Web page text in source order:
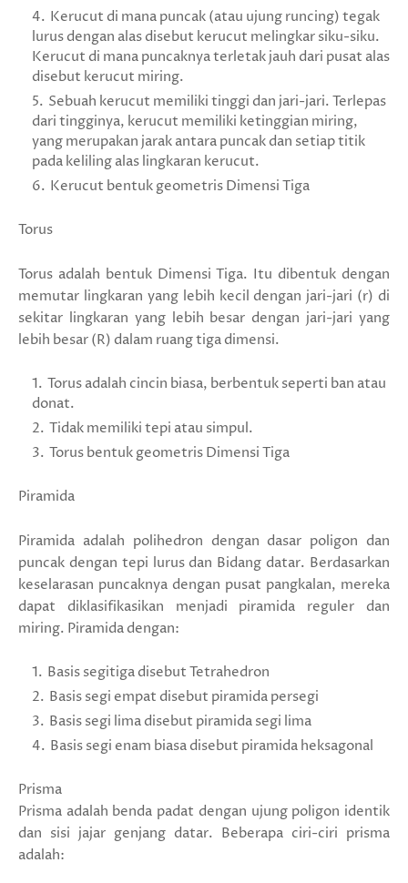
Kerucut di mana puncak (atau ujung runcing) tegak
lurus dengan alas disebut kerucut melingkar siku-siku.
Kerucut di mana puncaknya terletak jauh dari pusat alas
disebut kerucut miring.
Sebuah kerucut memiliki tinggi dan jari-jari. Terlepas
dari tingginya, kerucut memiliki ketinggian miring,
yang merupakan jarak antara puncak dan setiap titik
pada keliling alas lingkaran kerucut.
Kerucut bentuk geometris Dimensi Tiga
Torus
Torus adalah bentuk Dimensi Tiga. Itu dibentuk dengan
memutar lingkaran yang lebih kecil dengan jari-jari (r) di
sekitar lingkaran yang lebih besar dengan jari-jari yang
lebih besar (R) dalam ruang tiga dimensi.
Torus adalah cincin biasa, berbentuk seperti ban atau
donat.
Tidak memiliki tepi atau simpul.
Torus bentuk geometris Dimensi Tiga
Piramida
Piramida adalah polihedron dengan dasar poligon dan
puncak dengan tepi lurus dan Bidang datar. Berdasarkan
keselarasan puncaknya dengan pusat pangkalan, mereka
dapat diklasifikasikan menjadi piramida reguler dan
miring. Piramida dengan:
Basis segitiga disebut Tetrahedron
Basis segi empat disebut piramida persegi
Basis segi lima disebut piramida segi lima
Basis segi enam biasa disebut piramida heksagonal
Prisma
Prisma adalah benda padat dengan ujung poligon identik
dan sisi jajar genjang datar. Beberapa ciri-ciri prisma
adalah: